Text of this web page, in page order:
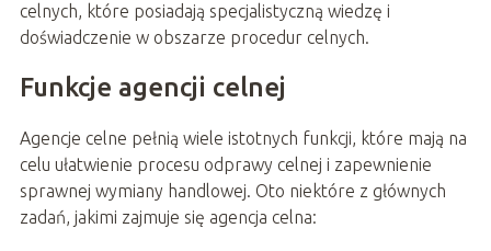
celnych, które posiadają specjalistyczną wiedzę i
doświadczenie w obszarze procedur celnych.
Funkcje agencji celnej
Agencje celne pełnią wiele istotnych funkcji, które mają na
celu ułatwienie procesu odprawy celnej i zapewnienie
sprawnej wymiany handlowej. Oto niektóre z głównych
zadań, jakimi zajmuje się agencja celna: